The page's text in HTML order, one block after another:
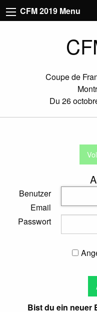
CFM 2019 Menu
Coupe de
Du 26
Benutzer
Email
Passwort
Bist du ein neuer